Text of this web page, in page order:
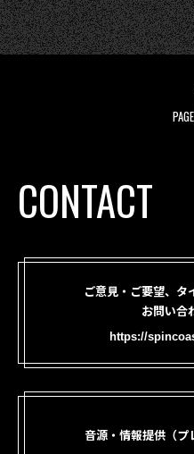
CONTACT
ご意見・ご要望、タ
お問い合
https://
音源・情報提供（プ